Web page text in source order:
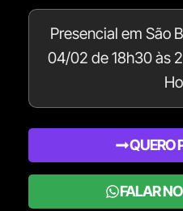
Presencial em São
04/02 de 18h30 às
QUERO
FALAR